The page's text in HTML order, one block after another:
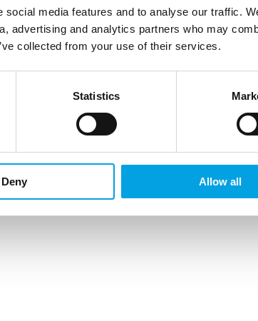
media features and to analyse our traffic.
advertising and analytics partners who may
collected from your use of their services.
Statistics
Deny Allow all